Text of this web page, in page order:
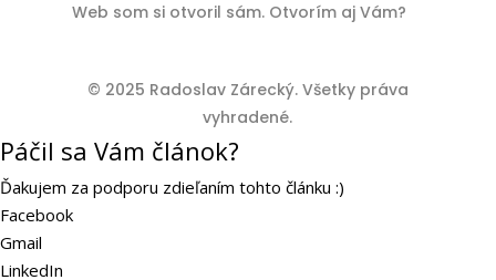
Web som si otvoril sám. Otvorím aj Vám?
© 2025 Radoslav Zárecký. Všetky práva
vyhradené.
Páčil sa Vám článok?
Ďakujem za podporu zdieľaním tohto článku :)
Facebook
Gmail
LinkedIn